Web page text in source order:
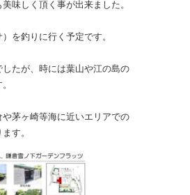
味しく頂く事が出来ました。
を釣りに行く予定です。
たが、時には葉山や江の島の
茅ヶ崎等海に近いエリアでの
す。